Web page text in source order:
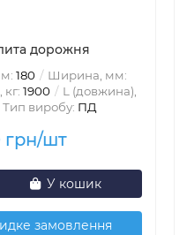
дорожня
180
Ширина, мм:
кг: 1900
L (довжина),
Тип виробу: ПД
грн/шт
У кошик
замовлення